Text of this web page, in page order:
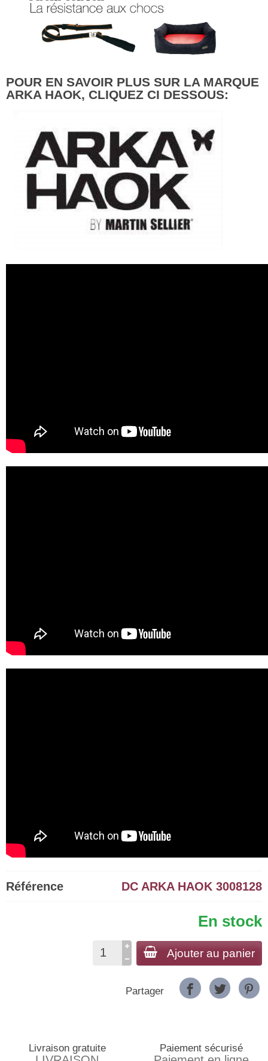
POUR EN SAVOIR PLUS SUR LA MARQUE
ARKA HAOK, CLIQUEZ CI DESSOUS:
Référence DC ARKA HAOK 3008128
En stock
Ajouter au panier
Partager
Livraison gratuite Paiement sécurisé